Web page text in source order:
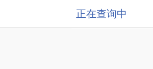
正在查询中